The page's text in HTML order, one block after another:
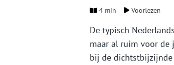
4 min Voorlezen
De typisch
maar al ruim voor de
bij de